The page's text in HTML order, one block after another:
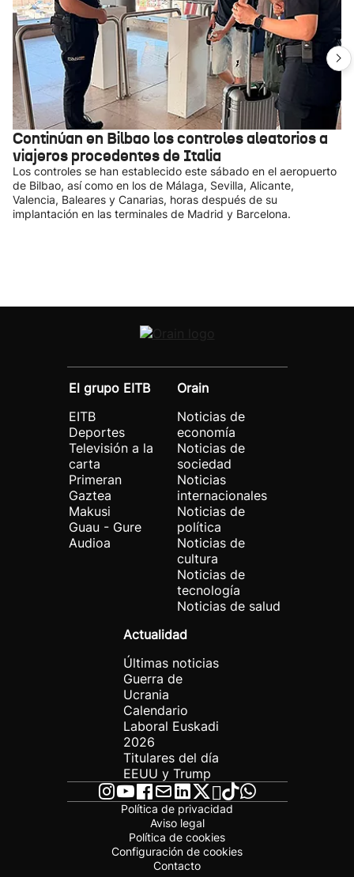
Continúan en Bilbao los controles aleatorios a
viajeros procedentes de Italia
Los controles se han establecido este sábado en el aeropuerto
de Bilbao, así como en los de Málaga, Sevilla, Alicante,
Valencia, Baleares y Canarias, horas después de su
implantación en las terminales de Madrid y Barcelona.
El grupo EITB
EITB
Deportes
Televisión a la
carta
Primeran
Gaztea
Makusi
Guau - Gure
Audioa
Orain
Noticias de
economía
Noticias de
sociedad
Noticias
internacionales
Noticias de
política
Noticias de
cultura
Noticias de
tecnología
Noticias de salud
Actualidad
Últimas noticias
Guerra de
Ucrania
Calendario
Laboral Euskadi
2026
Titulares del día
EEUU y Trump
Política de privacidad
Aviso legal
Política de cookies
Configuración de cookies
Contacto